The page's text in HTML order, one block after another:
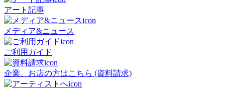
アート記事
メディア&ニュース
ご利用ガイド
企業、お店の方はこちら (資料請求)